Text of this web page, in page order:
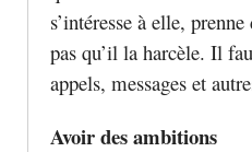
s’intéresse à elle,
pas qu’il la harcèle. Il
appels, messages et
Avoir des ambitions